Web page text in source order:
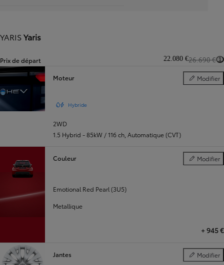
YARIS Yaris
Prix de départ 22.080 €26.690 € 1
Moteur Modifier
Moteur
Hybride
2WD
1.5 Hybrid - 85kW / 116 ch, Automatique (CVT)
Couleur Modifier
Couleur
Emotional Red Pearl (3U5)
Metallique
+945 €
Jantes Modifier
Jantes